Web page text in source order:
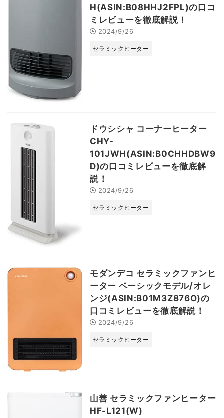
H(ASIN:B08HHJ2FPL)の口コ
ミレビューを徹底解説！
2024/9/26
セラミックヒーター
ドウシシャ コーナーヒーター
CHY-
101JWH(ASIN:B0CHHDBW9
D)の口コミレビューを徹底解
説！
2024/9/26
セラミックヒーター
モダンデコ セラミックファンヒ
ーター ベーシックモデル/オレ
ンジ(ASIN:B01M3Z876O)の
口コミレビューを徹底解説！
2024/9/26
セラミックヒーター
山善 セラミックファンヒーター
HF-L121(W)